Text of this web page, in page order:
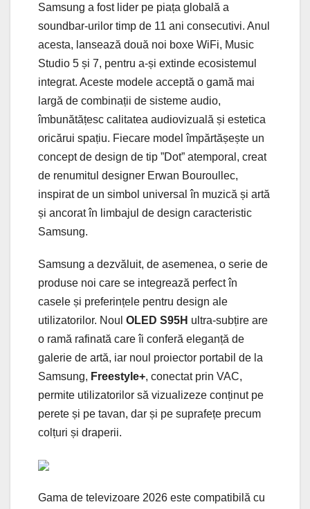
Samsung a fost lider pe piața globală a
soundbar-urilor timp de 11 ani consecutivi. Anul
acesta, lansează două noi boxe WiFi, Music
Studio 5 și 7, pentru a-și extinde ecosistemul
integrat. Aceste modele acceptă o gamă mai
largă de combinații de sisteme audio,
îmbunătățesc calitatea audiovizuală și estetica
oricărui spațiu. Fiecare model împărtășește un
concept de design de tip ”Dot” atemporal, creat
de renumitul designer Erwan Bouroullec,
inspirat de un simbol universal în muzică și artă
și ancorat în limbajul de design caracteristic
Samsung.
Samsung a dezvăluit, de asemenea, o serie de
produse noi care se integrează perfect în
casele și preferințele pentru design ale
utilizatorilor. Noul OLED S95H ultra-subțire are
o ramă rafinată care îi conferă eleganță de
galerie de artă, iar noul proiector portabil de la
Samsung, Freestyle+, conectat prin VAC,
permite utilizatorilor să vizualizeze conținut pe
perete și pe tavan, dar și pe suprafețe precum
colțuri și draperii.
Gama de televizoare 2026 este compatibilă cu